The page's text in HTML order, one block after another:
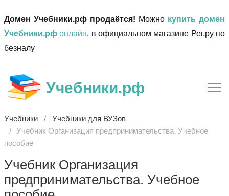
Домен Учебники.рф продаётся! Можно купить домен
Учебники.рф онлайн, в официальном магазине Рег.ру по
безналу
Учебники.рф
Учебники
Учебники для ВУЗов
Учебник Организация предпринимательства. Учебное
пособие
Учебник Организация
предпринимательства. Учебное